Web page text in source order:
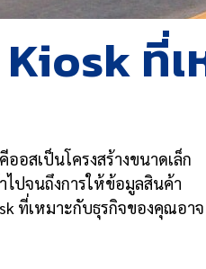
ที่เ
อสเป็นโครงสร้างขนาดเล็ก
ปจนถึงการให้ข้อมูลสินค้า
ที่เหมาะกับธุรกิจของคุณอาจ